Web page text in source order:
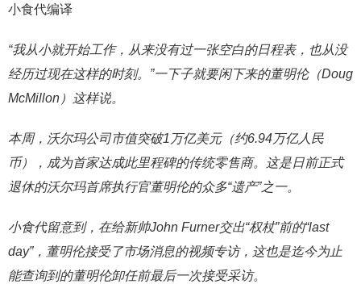
小食代编译
“我从小就开始工作，从来没有过一张空白的日程表，也从没
经历过现在这样的时刻。”一下子就要闲下来的董明伦（Doug
McMillon）这样说。
本周，沃尔玛公司市值突破1万亿美元（约6.94万亿人民
币），成为首家达成此里程碑的传统零售商。这是日前正式
退休的沃尔玛首席执行官董明伦的众多“遗产”之一。
小食代留意到，在给新帅John Furner交出“权杖”前的“last
day”，董明伦接受了市场消息的视频专访，这也是迄今为止
能查询到的董明伦卸任前最后一次接受采访。